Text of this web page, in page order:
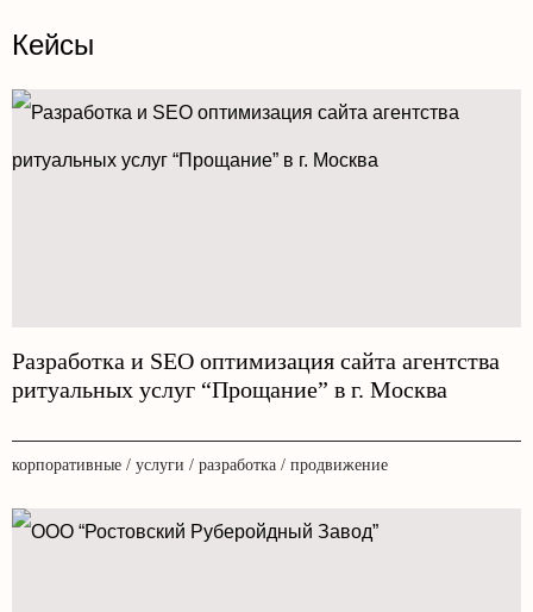
Кейсы
Разработка и SEO оптимизация сайта агентства
ритуальных услуг “Прощание” в г. Москва
корпоративные / услуги / разработка / продвижение